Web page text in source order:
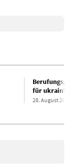
für
28. August 2025